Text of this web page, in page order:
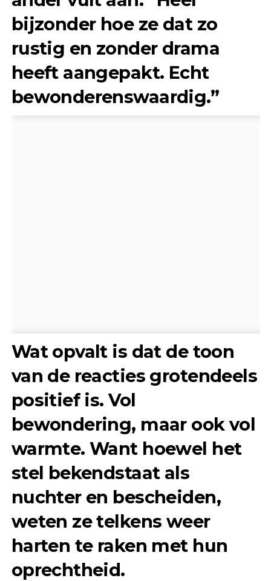
bijzonder hoe ze dat zo
rustig en zonder drama
heeft aangepakt. Echt
bewonderenswaardig.”
Wat opvalt is dat de toon
van de reacties grotendeels
positief is. Vol
bewondering, maar ook vol
warmte. Want hoewel het
stel bekendstaat als
nuchter en bescheiden,
weten ze telkens weer
harten te raken met hun
oprechtheid.